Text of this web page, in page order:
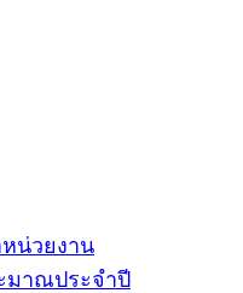
น่วยงาน
มาณประจำปี